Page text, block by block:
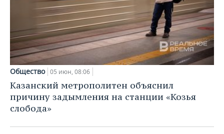
Общество 05 июн, 08:06
Казанский метрополитен объяснил
причину задымления на станции «Козья
слобода»